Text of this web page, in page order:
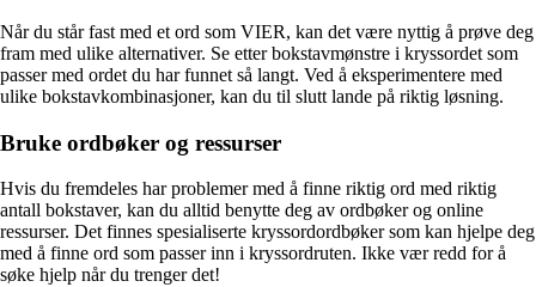
Når du står fast med et ord som VIER, kan det være nyttig å prøve deg
fram med ulike alternativer. Se etter bokstavmønstre i kryssordet som
passer med ordet du har funnet så langt. Ved å eksperimentere med
ulike bokstavkombinasjoner, kan du til slutt lande på riktig løsning.
Bruke ordbøker og ressurser
Hvis du fremdeles har problemer med å finne riktig ord med riktig
antall bokstaver, kan du alltid benytte deg av ordbøker og online
ressurser. Det finnes spesialiserte kryssordordbøker som kan hjelpe deg
med å finne ord som passer inn i kryssordruten. Ikke vær redd for å
søke hjelp når du trenger det!